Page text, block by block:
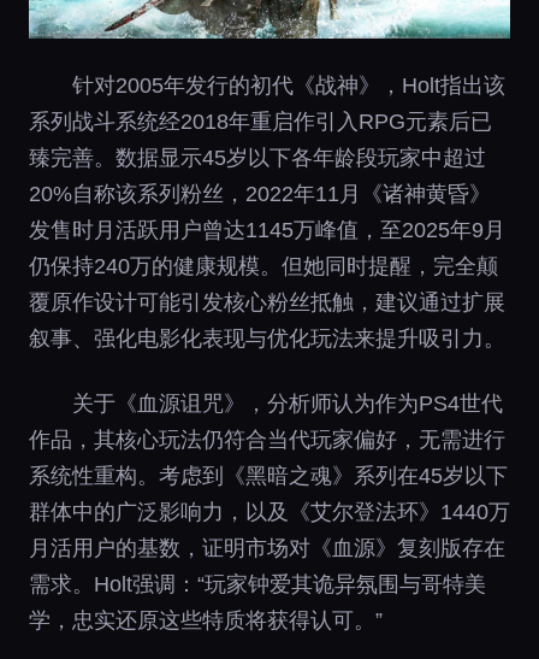
针对2005年发行的初代《战神》，Holt指出该
系列战斗系统经2018年重启作引入RPG元素后已
臻完善。数据显示45岁以下各年龄段玩家中超过
20%自称该系列粉丝，2022年11月《诸神黄昏》
发售时月活跃用户曾达1145万峰值，至2025年9月
仍保持240万的健康规模。但她同时提醒，完全颠
覆原作设计可能引发核心粉丝抵触，建议通过扩展
叙事、强化电影化表现与优化玩法来提升吸引力。
关于《血源诅咒》，分析师认为作为PS4世代
作品，其核心玩法仍符合当代玩家偏好，无需进行
系统性重构。考虑到《黑暗之魂》系列在45岁以下
群体中的广泛影响力，以及《艾尔登法环》1440万
月活用户的基数，证明市场对《血源》复刻版存在
需求。Holt强调：“玩家钟爱其诡异氛围与哥特美
学，忠实还原这些特质将获得认可。”